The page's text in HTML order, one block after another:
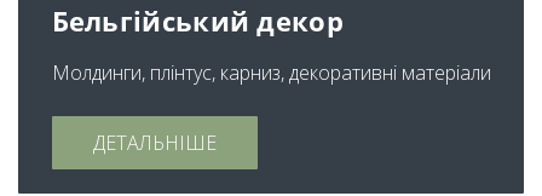
Бельгійський декор
Молдинги, плінтус, карниз, декоративні матеріали
ДЕТАЛЬНІШЕ